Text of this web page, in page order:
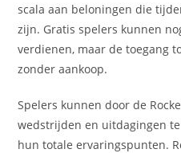
scala aan beloningen die
zijn. Gratis spelers kunnen
verdienen, maar de toegang
zonder aankoop.
Spelers kunnen door de
wedstrijden en uitdagingen
hun totale ervaringspunten.